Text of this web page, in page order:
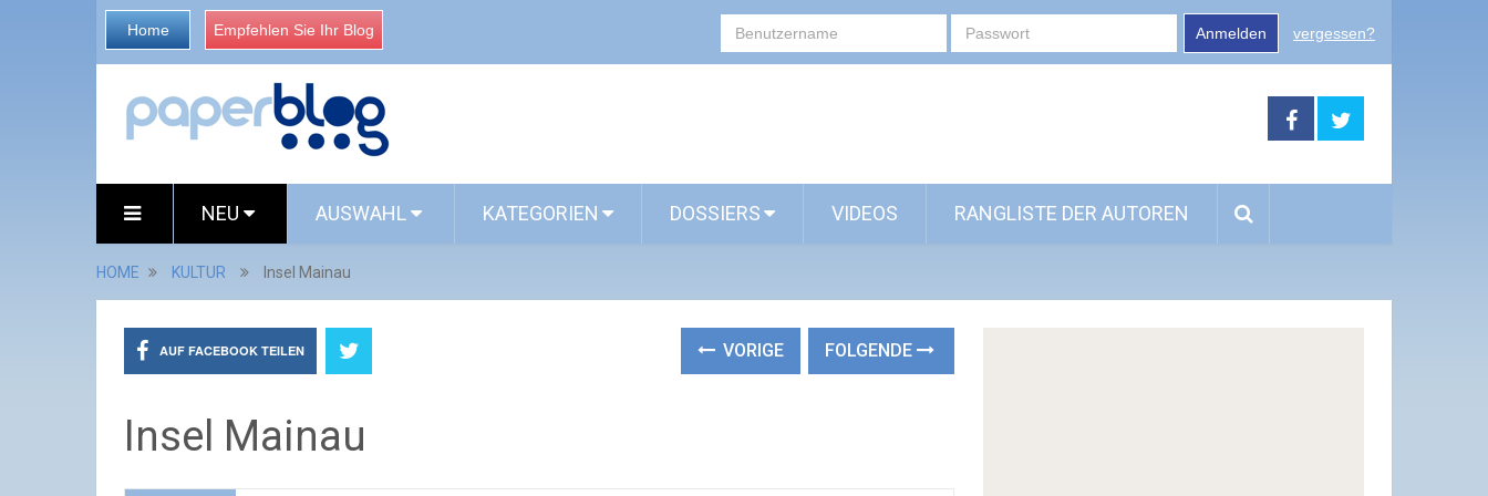
Home Empfehlen Sie Ihr Blog Anmelden vergessen?
NEU AUSWAHL KATEGORIEN DOSSIERS VIDEOS RANGLISTE DER AUTOREN
HOME KULTUR Insel Mainau
AUF FACEBOOK TEILEN VORIGE FOLGENDE
Insel Mainau